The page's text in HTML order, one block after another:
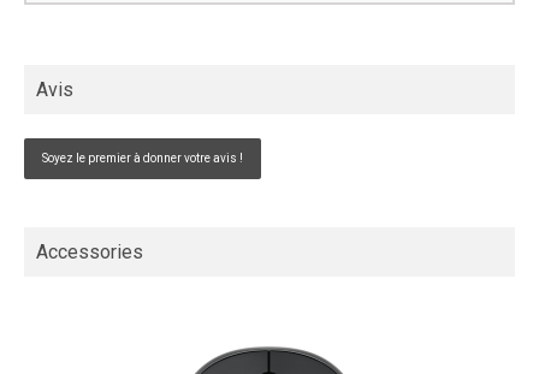
Avis
Soyez le premier à donner votre avis !
Accessories